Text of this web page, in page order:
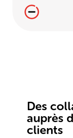
Des
auprès
clients